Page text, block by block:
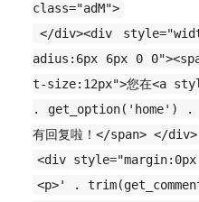
class="adM">
</div><div
adius:6px 6px 0
t-size:12px">您在<a
. get_option('home')
有回复啦！</span> </div>
<div style="margin:0px
<p>' .